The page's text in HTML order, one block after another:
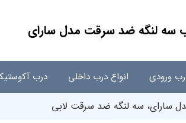
سه لنگه ضد سرقت مدل سارای
ورودی انواع درب داخلی درب
سارای، سه لنگه ضد سرقت لابی